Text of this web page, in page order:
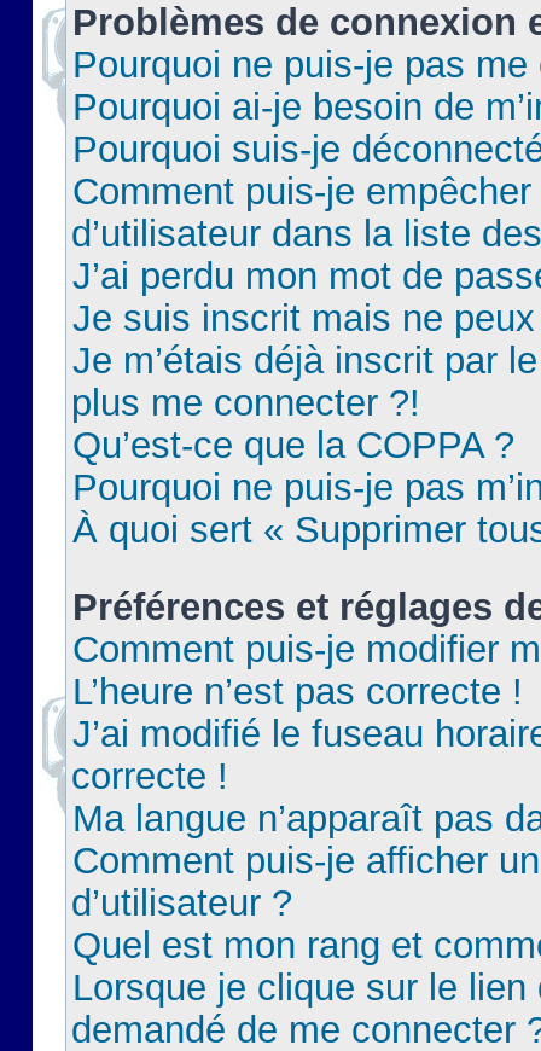
Problèmes de connexion
Pourquoi ne puis-je pas
Pourquoi ai-je besoin de
Pourquoi suis-je
Comment puis-je
d’utilisateur dans la liste
J’ai perdu mon mot de
Je suis inscrit mais ne
Je m’étais déjà inscrit par
plus me connecter ?!
Qu’est-ce que la COPPA ?
Pourquoi ne puis-je pas
À quoi sert « Supprimer
Préférences et réglages
Comment puis-je modifier
L’heure n’est pas correcte !
J’ai modifié le fuseau
correcte !
Ma langue n’apparaît pas
Comment puis-je afficher
d’utilisateur ?
Quel est mon rang et
Lorsque je clique sur le lien
demandé de me connecter